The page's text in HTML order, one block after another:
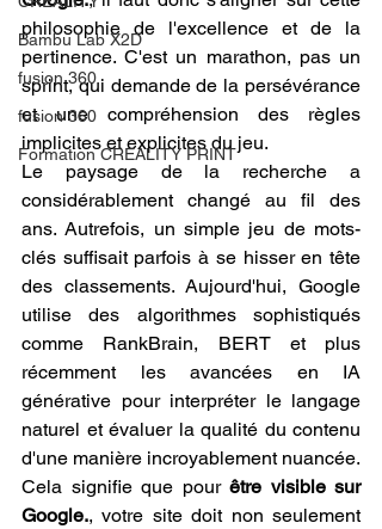
Bambu Lab X2D
fusion 360
fusion 360
Formation CREALITY PRINT
philosophie de l'excellence et de la
pertinence. C'est un marathon, pas un
sprint, qui demande de la persévérance
et une compréhension des règles
implicites et explicites du jeu.
Le paysage de la recherche a
considérablement changé au fil des
ans. Autrefois, un simple jeu de mots-
clés suffisait parfois à se hisser en tête
des classements. Aujourd'hui, Google
utilise des algorithmes sophistiqués
comme RankBrain, BERT et plus
récemment les avancées en IA
générative pour interpréter le langage
naturel et évaluer la qualité du contenu
d'une manière incroyablement nuancée.
Cela signifie que pour être visible sur
Google., votre site doit non seulement